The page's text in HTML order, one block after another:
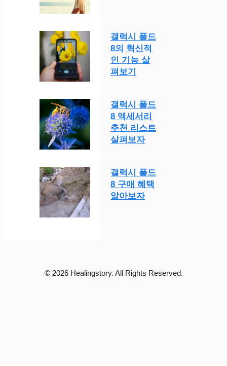
갤럭시 폴드
8의 혁신적
인 기능 살
펴보기
갤럭시 폴드
8 액세서리
추천 리스트
살펴보자
갤럭시 폴드
8 구매 혜택
알아보자
© 2026 Healingstory. All Rights Reserved.